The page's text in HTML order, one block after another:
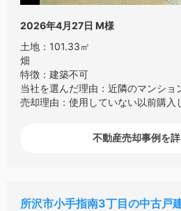
2026年4月27日 M様
土地：101.33㎡
畑
特徴：建築不可
当社を選んだ理由：近隣のマンショ
売却理由：使用していない以前購入
不動産売却事例を
所沢市小手指南3丁目の中古戸